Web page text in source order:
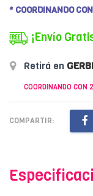
* COORDINANDO
¡Envío
Retirá en
COORDINANDO CON
COMPARTIR: